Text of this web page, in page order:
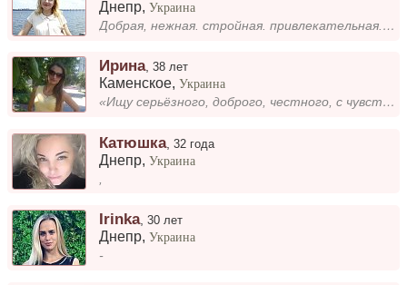
Днепр,Украина
Добрая, нежная. стройная. привлекательная. Познакомлюсь с социально устроенным, ухоженным мужчиной, привлекательной внеш...
Ирина,38 лет
Каменское,Украина
«Ищу серьёзного, доброго, честного, с чувством юмора мужчину для серьёзных отношений. »
Катюшка,32 года
Днепр,Украина
Irinka,30 лет
Днепр,Украина
-